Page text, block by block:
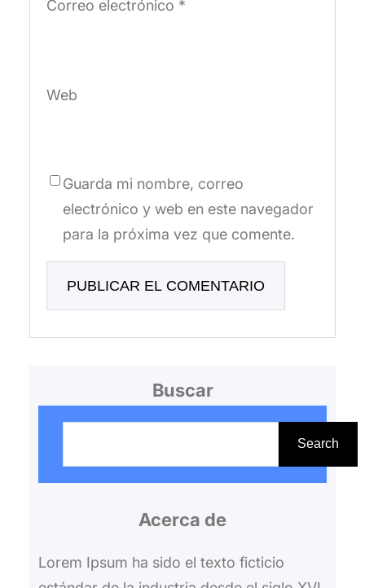
Correo electrónico *
Web
Guarda mi nombre, correo
electrónico y web en este navegador
para la próxima vez que comente.
Buscar
Search
Acerca de
Lorem Ipsum ha sido el texto ficticio